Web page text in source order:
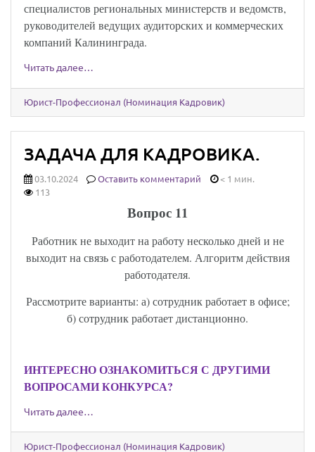
специалистов региональных министерств и ведомств,
руководителей ведущих аудиторских и коммерческих
компаний Калининграда.
Читать далее…
Юрист-Профессионал (Номинация Кадровик)
ЗАДАЧА ДЛЯ КАДРОВИКА.
03.10.2024 Оставить комментарий
< 1 мин.
113
Вопрос 11
Работник не выходит на работу несколько дней и не
выходит на связь с работодателем. Алгоритм действия
работодателя.
Рассмотрите варианты: а) сотрудник работает в офисе;
б) сотрудник работает дистанционно.
ИНТЕРЕСНО ОЗНАКОМИТЬСЯ С ДРУГИМИ
ВОПРОСАМИ КОНКУРСА?
Читать далее…
Юрист-Профессионал (Номинация Кадровик)